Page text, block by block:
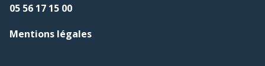
05 56 17 15 00
Mentions légales